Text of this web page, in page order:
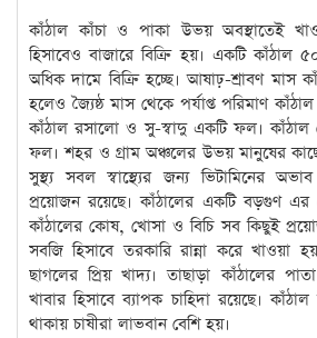
কাঁঠাল কাঁচা ও পাকা উভয় অবস্থাতেই
হিসাবেও বাজারে বিক্রি হয়। একটি কাঁঠাল
অধিক দামে বিক্রি হচ্ছে। আষাঢ়-শ্রাবণ মাস
হলেও জ্যৈষ্ঠ মাস থেকে পর্যাপ্ত পরিমাণ
কাঁঠাল রসালো ও সু-স্বাদু একটি ফল। কাঁঠাল
ফল। শহর ও গ্রাম অঞ্চলের উভয় মানুষের
সুস্থ্য সবল স্বাস্থ্যের জন্য ভিটামিনের
প্রয়োজন রয়েছে। কাঁঠালের একটি বড়গুণ
কাঁঠালের কোষ, খোসা ও বিচি সব কিছুই
সবজি হিসাবে তরকারি রান্না করে খাওয়া
ছাগলের প্রিয় খাদ্য। তাছাড়া কাঁঠালের
খাবার হিসাবে ব্যাপক চাহিদা রয়েছে।
থাকায় চাষীরা লাভবান বেশি হয়।